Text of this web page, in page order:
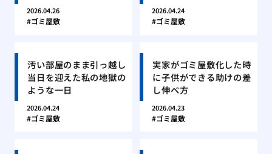
2026.04.26
ゴミ屋敷
2026.04.24
ゴミ屋敷
汚い部屋のまま引っ越し
当日を迎えた私の地獄の
ような一日
2026.04.24
ゴミ屋敷
実家がゴミ屋敷化した時
に子供ができる助けの差
し伸べ方
2026.04.23
ゴミ屋敷